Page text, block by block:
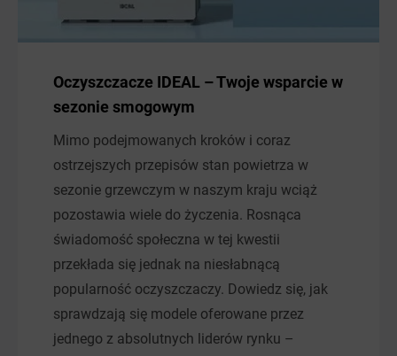
Oczyszczacze IDEAL – Twoje wsparcie w
sezonie smogowym
Mimo podejmowanych kroków i coraz
ostrzejszych przepisów stan powietrza w
sezonie grzewczym w naszym kraju wciąż
pozostawia wiele do życzenia. Rosnąca
świadomość społeczna w tej kwestii
przekłada się jednak na niesłabnącą
popularność oczyszczaczy. Dowiedz się, jak
sprawdzają się modele oferowane przez
jednego z absolutnych liderów rynku –